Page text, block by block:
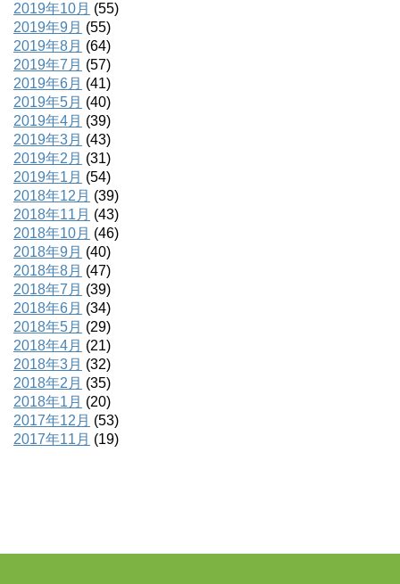
2019年10月 (55)
2019年9月 (55)
2019年8月 (64)
2019年7月 (57)
2019年6月 (41)
2019年5月 (40)
2019年4月 (39)
2019年3月 (43)
2019年2月 (31)
2019年1月 (54)
2018年12月 (39)
2018年11月 (43)
2018年10月 (46)
2018年9月 (40)
2018年8月 (47)
2018年7月 (39)
2018年6月 (34)
2018年5月 (29)
2018年4月 (21)
2018年3月 (32)
2018年2月 (35)
2018年1月 (20)
2017年12月 (53)
2017年11月 (19)